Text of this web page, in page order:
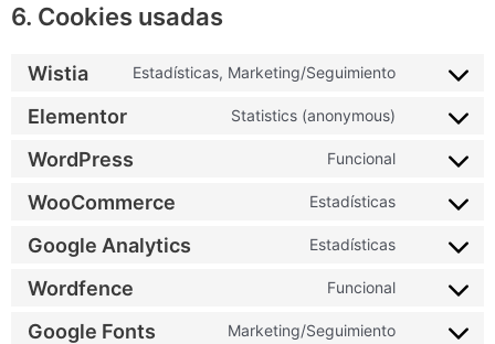
6. Cookies usadas
Wistia Estadísticas, Marketing/Seguimiento
Elementor Statistics (anonymous)
WordPress Funcional
WooCommerce Estadísticas
Google Analytics Estadísticas
Wordfence Funcional
Google Fonts Marketing/Seguimiento